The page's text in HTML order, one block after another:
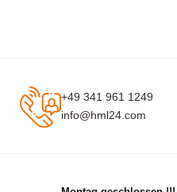
+49 341 961 1249
info@hml24.com